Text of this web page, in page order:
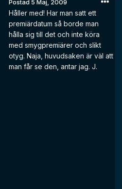
Postad5 Maj, 2009
Håller med! Har man satt ett
premiärdatum så borde man
hålla sig till det och inte köra
med smygpremiärer och slikt
otyg. Naja, huvudsaken är väl att
man får se den, antar jag. J.